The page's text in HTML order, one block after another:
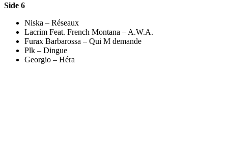
Side 6
Niska – Réseaux
Lacrim Feat. French Montana – A.W.A.
Furax Barbarossa – Qui M demande
Plk – Dingue
Georgio – Héra